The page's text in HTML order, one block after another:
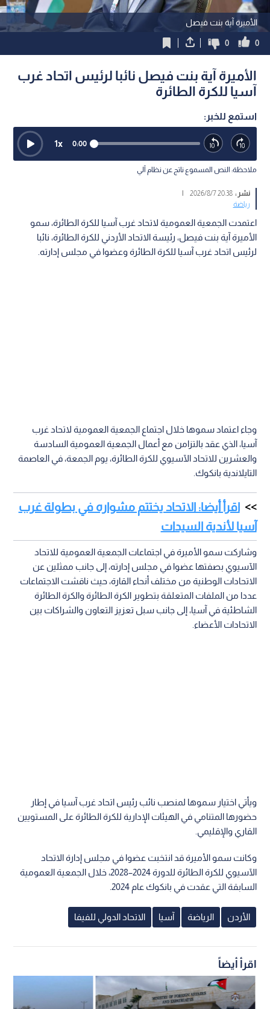
الأميرة آية بنت فيصل
0
0
الأميرة آية بنت فيصل نائبا لرئيس اتحاد غرب
آسيا للكرة الطائرة
استمع للخبر:
0:00
1x
ملاحظة: النص المسموع ناتج عن نظام آلي
نشر :20:38 2026/8/7
رياضة
اعتمدت الجمعية العمومية لاتحاد غرب آسيا للكرة الطائرة، سمو
الأميرة آية بنت فيصل، رئيسة الاتحاد الأردني للكرة الطائرة، نائبا
لرئيس اتحاد غرب آسيا للكرة الطائرة وعضوا في مجلس إدارته.
وجاء اعتماد سموها خلال اجتماع الجمعية العمومية لاتحاد غرب
آسيا، الذي عقد بالتزامن مع أعمال الجمعية العمومية السادسة
والعشرين للاتحاد الآسيوي للكرة الطائرة، يوم الجمعة، في العاصمة
التايلاندية بانكوك.
اقرأ أيضا: الاتحاد يختتم مشواره في بطولة غرب
آسيا لأندية السيدات
وشاركت سمو الأميرة في اجتماعات الجمعية العمومية للاتحاد
الآسيوي بصفتها عضوا في مجلس إدارته، إلى جانب ممثلين عن
الاتحادات الوطنية من مختلف أنحاء القارة، حيث ناقشت الاجتماعات
عددا من الملفات المتعلقة بتطوير الكرة الطائرة والكرة الطائرة
الشاطئية في آسيا، إلى جانب سبل تعزيز التعاون والشراكات بين
الاتحادات الأعضاء.
ويأتي اختيار سموها لمنصب نائب رئيس اتحاد غرب آسيا في إطار
حضورها المتنامي في الهيئات الإدارية للكرة الطائرة على المستويين
القاري والإقليمي.
وكانت سمو الأميرة قد انتخبت عضوا في مجلس إدارة الاتحاد
الآسيوي للكرة الطائرة للدورة 2024–2028، خلال الجمعية العمومية
السابقة التي عقدت في بانكوك عام 2024.
الأردن الرياضة آسيا الاتحاد الدولي للفيفا
اقرأ أيضاً